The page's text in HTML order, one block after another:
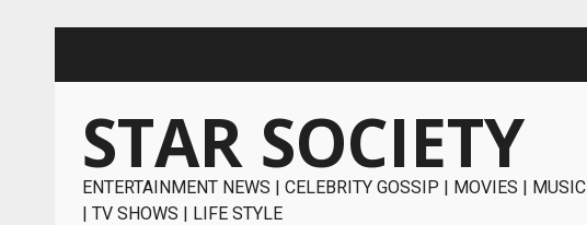
STAR SOCIETY
ENTERTAINMENT NEWS | CELEBRITY GOSSIP | MOVIES | MUSIC
| TV SHOWS | LIFE STYLE